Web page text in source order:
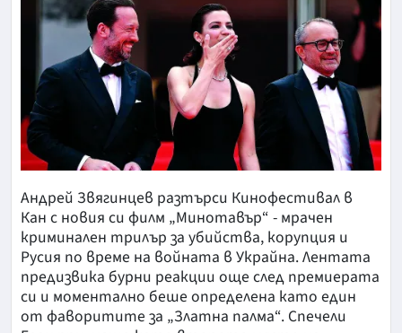
Андрей Звягинцев разтърси Кинофестивал в
Кан с новия си филм „Минотавър“ - мрачен
криминален трилър за убийства, корупция и
Русия по време на войната в Украйна. Лентата
предизвика бурни реакции още след премиерата
си и моментално беше определена като един
от фаворитите за „Златна палма“. Спечели